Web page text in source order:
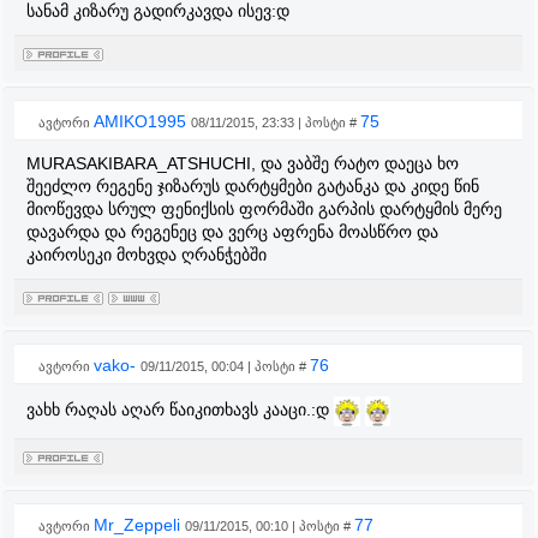
სანამ კიზარუ გადირკავდა ისევ:დ
ავტორი AMIKO1995 08/11/2015, 23:33 | პოსტი # 75
MURASAKIBARA_ATSHUCHI, და ვაბშე რატო დაეცა ხო
შეეძლო რეგენე ჯიზარუს დარტყმები გატანკა და კიდე წინ
მიოწევდა სრულ ფენიქსის ფორმაში გარპის დარტყმის მერე
დავარდა და რეგენეც და ვერც აფრენა მოასწრო და
კაიროსეკი მოხვდა ღრანჭებში
ავტორი vako- 09/11/2015, 00:04 | პოსტი # 76
ვახხ რაღას აღარ წაიკითხავს კააცი.:დ
ავტორი Mr_Zeppeli 09/11/2015, 00:10 | პოსტი # 77